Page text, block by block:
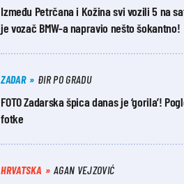
Između Petrčana i Kožina svi vozili 5 na
je vozač BMW-a napravio nešto šokantno!
ZADAR ĐIR PO GRADU
FOTO Zadarska špica danas je ‘gorila’!
fotke
HRVATSKA AGAN VEJZOVIĆ